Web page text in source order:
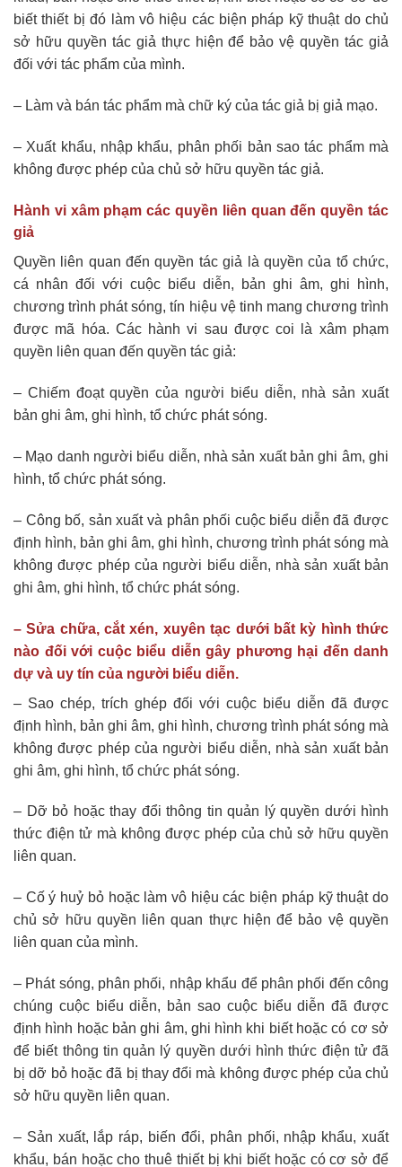
biết thiết bị đó làm vô hiệu các biện pháp kỹ thuật do chủ
sở hữu quyền tác giả thực hiện để bảo vệ quyền tác giả
đối với tác phẩm của mình.
– Làm và bán tác phẩm mà chữ ký của tác giả bị giả mạo.
– Xuất khẩu, nhập khẩu, phân phối bản sao tác phẩm mà
không được phép của chủ sở hữu quyền tác giả.
Hành vi xâm phạm các quyền liên quan đến quyền tác
giả
Quyền liên quan đến quyền tác giả là quyền của tổ chức,
cá nhân đối với cuộc biểu diễn, bản ghi âm, ghi hình,
chương trình phát sóng, tín hiệu vệ tinh mang chương trình
được mã hóa. Các hành vi sau được coi là xâm phạm
quyền liên quan đến quyền tác giả:
– Chiếm đoạt quyền của người biểu diễn, nhà sản xuất
bản ghi âm, ghi hình, tổ chức phát sóng.
– Mạo danh người biểu diễn, nhà sản xuất bản ghi âm, ghi
hình, tổ chức phát sóng.
– Công bố, sản xuất và phân phối cuộc biểu diễn đã được
định hình, bản ghi âm, ghi hình, chương trình phát sóng mà
không được phép của người biểu diễn, nhà sản xuất bản
ghi âm, ghi hình, tổ chức phát sóng.
– Sửa chữa, cắt xén, xuyên tạc dưới bất kỳ hình thức
nào đối với cuộc biểu diễn gây phương hại đến danh
dự và uy tín của người biểu diễn.
– Sao chép, trích ghép đối với cuộc biểu diễn đã được
định hình, bản ghi âm, ghi hình, chương trình phát sóng mà
không được phép của người biểu diễn, nhà sản xuất bản
ghi âm, ghi hình, tổ chức phát sóng.
– Dỡ bỏ hoặc thay đổi thông tin quản lý quyền dưới hình
thức điện tử mà không được phép của chủ sở hữu quyền
liên quan.
– Cố ý huỷ bỏ hoặc làm vô hiệu các biện pháp kỹ thuật do
chủ sở hữu quyền liên quan thực hiện để bảo vệ quyền
liên quan của mình.
– Phát sóng, phân phối, nhập khẩu để phân phối đến công
chúng cuộc biểu diễn, bản sao cuộc biểu diễn đã được
định hình hoặc bản ghi âm, ghi hình khi biết hoặc có cơ sở
để biết thông tin quản lý quyền dưới hình thức điện tử đã
bị dỡ bỏ hoặc đã bị thay đổi mà không được phép của chủ
sở hữu quyền liên quan.
– Sản xuất, lắp ráp, biến đổi, phân phối, nhập khẩu, xuất
khẩu, bán hoặc cho thuê thiết bị khi biết hoặc có cơ sở để